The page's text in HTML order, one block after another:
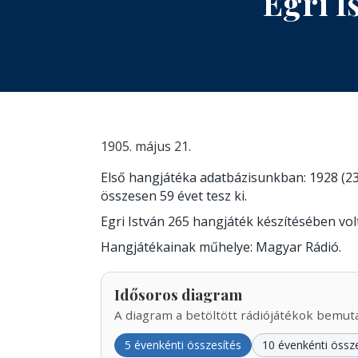
1905. május 21.
Első hangjátéka adatbázisunkban: 1928
összesen 59 évet tesz ki.
Egri István 265 hangjáték készítésében
Hangjátékainak műhelye: Magyar Rádió.
Idősoros diagram
A diagram a betöltött rádiójátékok
5 évenkénti összesítés 10 évenkénti